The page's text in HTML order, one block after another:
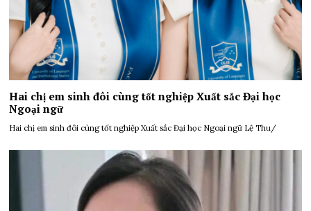
Hai chị em sinh đôi cùng tốt nghiệp Xuất sắc Đại học
Ngoại ngữ
Hai chị em sinh đôi cùng tốt nghiệp Xuất sắc Đại học Ngoại ngữ Lệ Thu/